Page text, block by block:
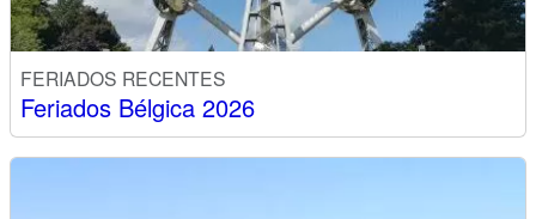
FERIADOS RECENTES
Feriados Bélgica 2026